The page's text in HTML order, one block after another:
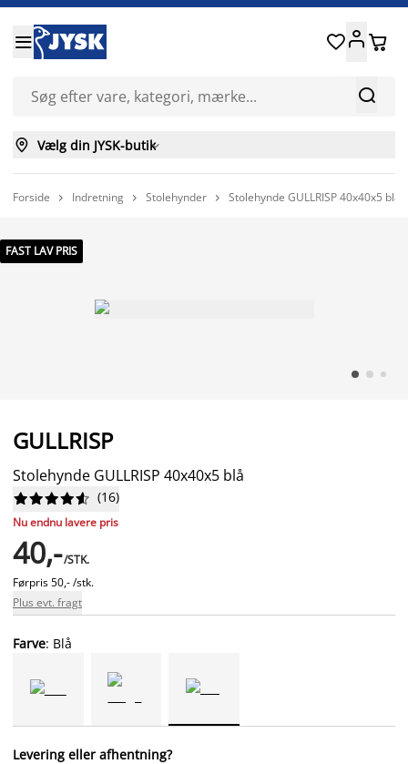


 
 Vælg din JYSK-butik
Forside  Indretning  Stolehynder  Stolehynde GULLRISP 40x40x5 blå
FAST LAV PRIS
GULLRISP
Stolehynde GULLRISP 40x40x5 blå





 (16)
Nu endnu lavere pris
40,-/STK.
Førpris50,- /stk.
Plus evt. fragt
Farve: Blå
Levering eller afhentning?